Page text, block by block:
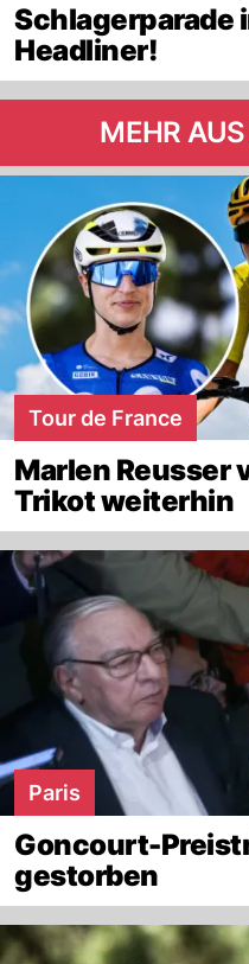
Schlagerparade
Headliner!
MEHR
Tour de France
Marlen Reusser
Trikot weiterhin
Paris
Goncourt-
gestorben